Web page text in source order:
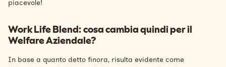
piacevole!
Work Life Blend: cosa cambia quindi per il
Welfare Aziendale?
In base a quanto detto finora, risulta evidente come